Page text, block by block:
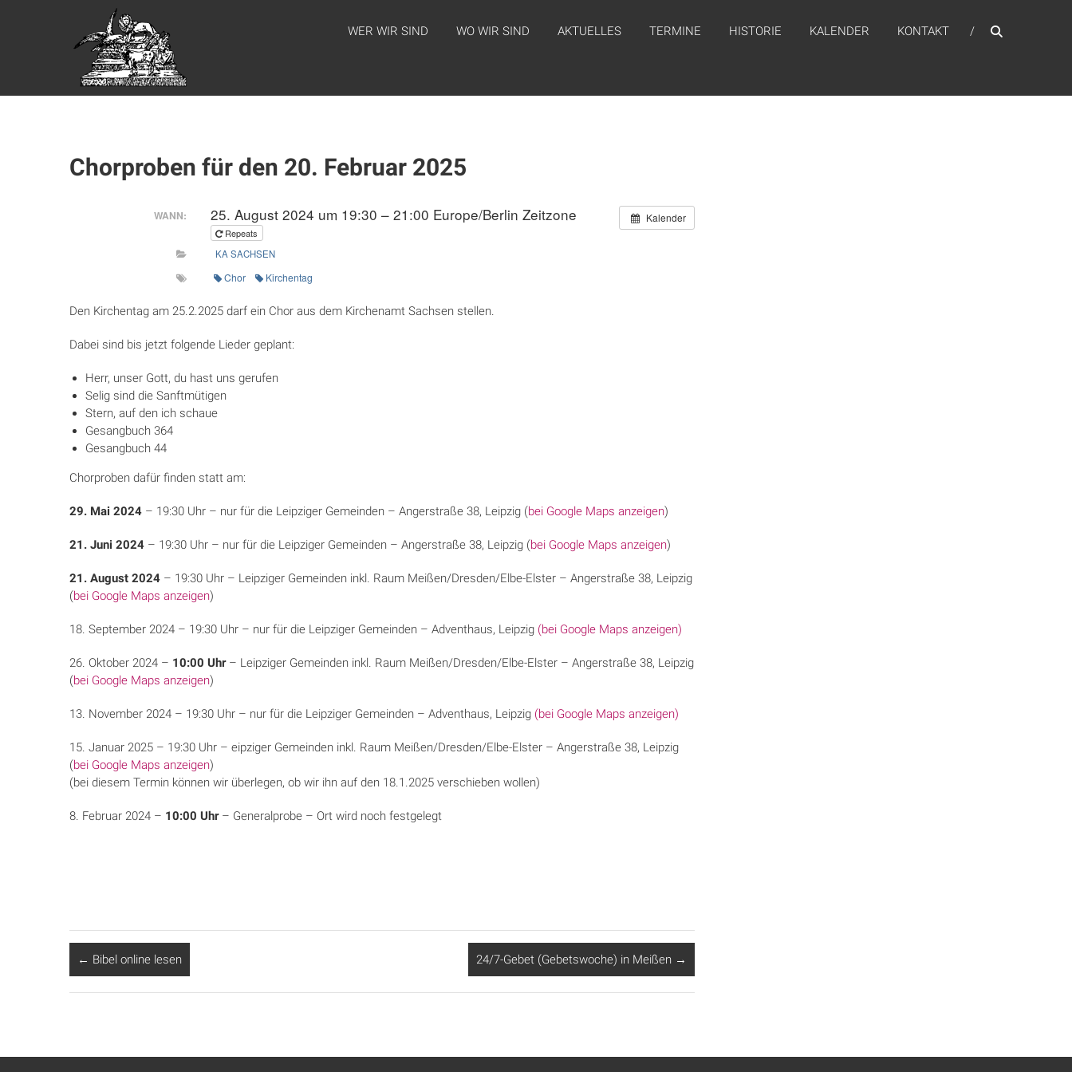
WEBSITE DES
APOSTELAMTES
JESU CHRISTI
KÖR
WER WIR SIND WO WIR SIND AKTUELLES TERMINE HISTORIE KALENDER KONTAKT
Chorproben für den 20. Februar 2025
Kalender
WANN: 25. August 2024 um 19:30 – 21:00 Europe/Berlin Zeitzone
Repeats
KA SACHSEN
Chor Kirchentag
Den Kirchentag am 25.2.2025 darf ein Chor aus dem Kirchenamt Sachsen stellen.
Dabei sind bis jetzt folgende Lieder geplant:
Herr, unser Gott, du hast uns gerufen
Selig sind die Sanftmütigen
Stern, auf den ich schaue
Gesangbuch 364
Gesangbuch 44
Chorproben dafür finden statt am:
29. Mai 2024 – 19:30 Uhr – nur für die Leipziger Gemeinden – Angerstraße 38, Leipzig (bei Google Maps anzeigen)
21. Juni 2024 – 19:30 Uhr – nur für die Leipziger Gemeinden – Angerstraße 38, Leipzig (bei Google Maps anzeigen)
21. August 2024 – 19:30 Uhr – Leipziger Gemeinden inkl. Raum Meißen/Dresden/Elbe-Elster – Angerstraße 38, Leipzig
(bei Google Maps anzeigen)
18. September 2024 – 19:30 Uhr – nur für die Leipziger Gemeinden – Adventhaus, Leipzig (bei Google Maps anzeigen)
26. Oktober 2024 – 10:00 Uhr– Leipziger Gemeinden inkl. Raum Meißen/Dresden/Elbe-Elster – Angerstraße 38, Leipzig
(bei Google Maps anzeigen)
13. November 2024 – 19:30 Uhr – nur für die Leipziger Gemeinden – Adventhaus, Leipzig (bei Google Maps anzeigen)
15. Januar 2025 – 19:30 Uhr – eipziger Gemeinden inkl. Raum Meißen/Dresden/Elbe-Elster – Angerstraße 38, Leipzig
(bei Google Maps anzeigen)
(bei diesem Termin können wir überlegen, ob wir ihn auf den 18.1.2025 verschieben wollen)
8. Februar 2024 – 10:00 Uhr– Generalprobe – Ort wird noch festgelegt
← Bibel online lesen 24/7-Gebet (Gebetswoche) in Meißen →